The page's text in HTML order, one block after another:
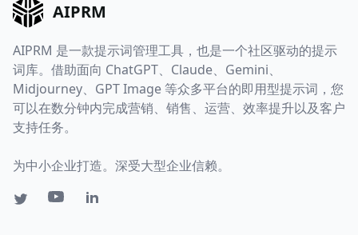
AIPRM
AIPRM 是一款提示词管理工具，也是一个社区驱动的提示
词库。借助面向 ChatGPT、Claude、Gemini、
Midjourney、GPT Image 等众多平台的即用型提示词，您
可以在数分钟内完成营销、销售、运营、效率提升以及客户
支持任务。
为中小企业打造。深受大型企业信赖。